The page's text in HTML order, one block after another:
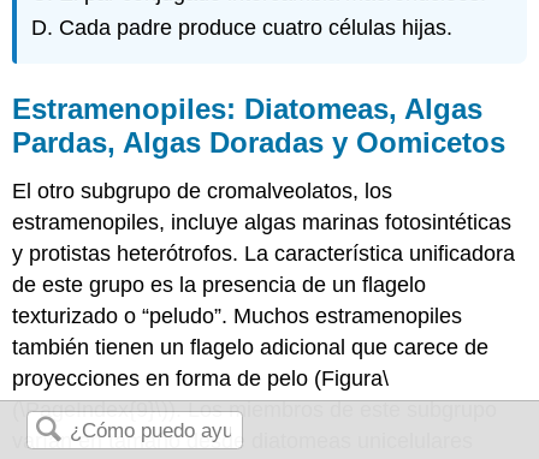
Cada padre produce cuatro células hijas.
Estramenopiles: Diatomeas, Algas
Pardas, Algas Doradas y Oomicetos
El otro subgrupo de cromalveolatos, los
estramenopiles, incluye algas marinas fotosintéticas
y protistas heterótrofos. La característica unificadora
de este grupo es la presencia de un flagelo
texturizado o “peludo”. Muchos estramenopiles
también tienen un flagelo adicional que carece de
proyecciones en forma de pelo (Figura\
(\PageIndex{9}\)). Los miembros de este subgrupo
varían en tamaño desde diatomeas unicelulares